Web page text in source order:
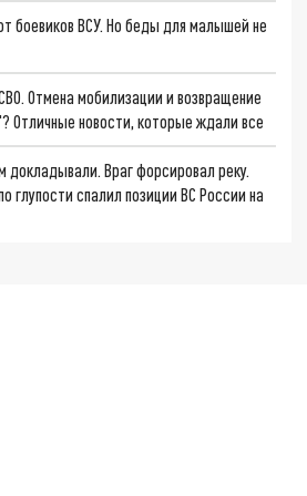
боевиков ВСУ. Но беды для малышей не
Отмена мобилизации и возвращение
Отличные новости, которые ждали все
докладывали. Враг форсировал реку.
глупости спалил позиции ВС России на